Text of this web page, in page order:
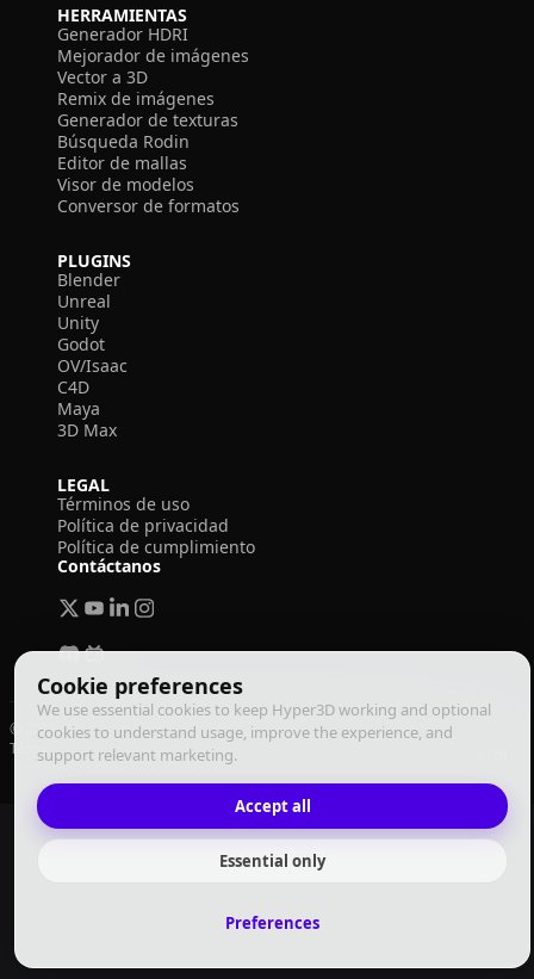
Cookie preferences
We use essential cookies to keep Hyper3D working and optional
cookies to understand usage, improve the experience, and
support relevant marketing.
Accept all
Essential only
Preferences
HERRAMIENTAS
Generador HDRI
Mejorador de imágenes
Vector a 3D
Remix de imágenes
Generador de texturas
Búsqueda Rodin
Editor de mallas
Visor de modelos
Conversor de formatos
PLUGINS
Blender
Unreal
Unity
Godot
OV/Isaac
C4D
Maya
3D Max
LEGAL
Términos de uso
Política de privacidad
Política de cumplimiento
Contáctanos
© 2026 Deemos Corporation. Todos los derechos reservados
Términos de UsoPolítica de Privacidad Política de Cumplimiento